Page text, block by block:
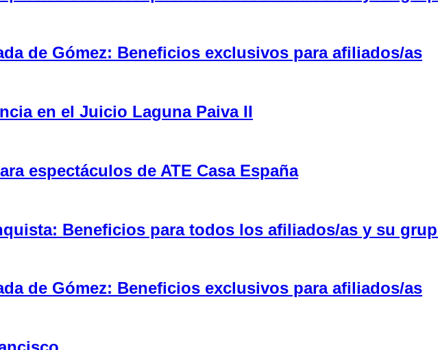
de Gómez: Beneficios exclusivos para afiliados/as
en el Juicio Laguna Paiva II
espectáculos de ATE Casa España
Beneficios para todos los afiliados/as y su
de Gómez: Beneficios exclusivos para afiliados/as